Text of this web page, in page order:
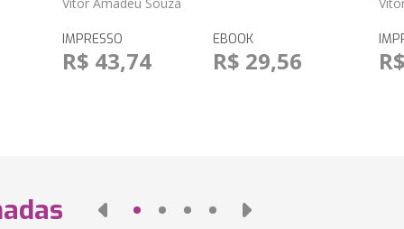
IMPRESSO
R$ 43,74
EBOOK
R$ 29,56